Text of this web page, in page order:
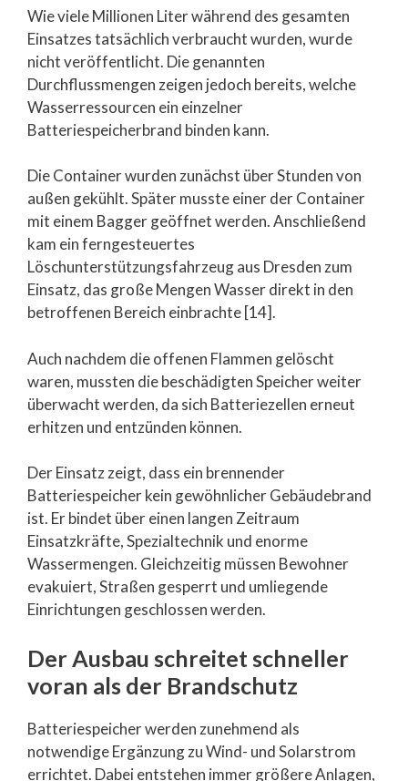
Wie viele Millionen Liter während des gesamten
Einsatzes tatsächlich verbraucht wurden, wurde
nicht veröffentlicht. Die genannten
Durchflussmengen zeigen jedoch bereits, welche
Wasserressourcen ein einzelner
Batteriespeicherbrand binden kann.
Die Container wurden zunächst über Stunden von
außen gekühlt. Später musste einer der Container
mit einem Bagger geöffnet werden. Anschließend
kam ein ferngesteuertes
Löschunterstützungsfahrzeug aus Dresden zum
Einsatz, das große Mengen Wasser direkt in den
betroffenen Bereich einbrachte [14].
Auch nachdem die offenen Flammen gelöscht
waren, mussten die beschädigten Speicher weiter
überwacht werden, da sich Batteriezellen erneut
erhitzen und entzünden können.
Der Einsatz zeigt, dass ein brennender
Batteriespeicher kein gewöhnlicher Gebäudebrand
ist. Er bindet über einen langen Zeitraum
Einsatzkräfte, Spezialtechnik und enorme
Wassermengen. Gleichzeitig müssen Bewohner
evakuiert, Straßen gesperrt und umliegende
Einrichtungen geschlossen werden.
Der Ausbau schreitet schneller
voran als der Brandschutz
Batteriespeicher werden zunehmend als
notwendige Ergänzung zu Wind- und Solarstrom
errichtet. Dabei entstehen immer größere Anlagen,